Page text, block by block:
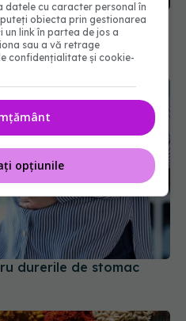
mai bine decât un
durerile de stomac
datele cu caracter personal în
obiecta prin gestionarea
link în partea de jos a
sau a vă retrage
confidențialitate și cookie-
opțiunile